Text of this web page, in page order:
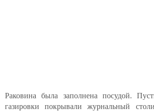
Раковина была заполнена посудой.
газировки покрывали журнальный